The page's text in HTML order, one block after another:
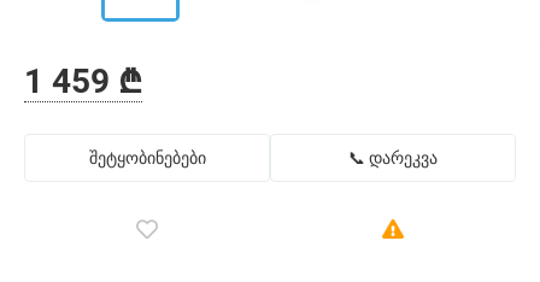
1 459 ₾
შეტყობინებები 📞 დარეკვა